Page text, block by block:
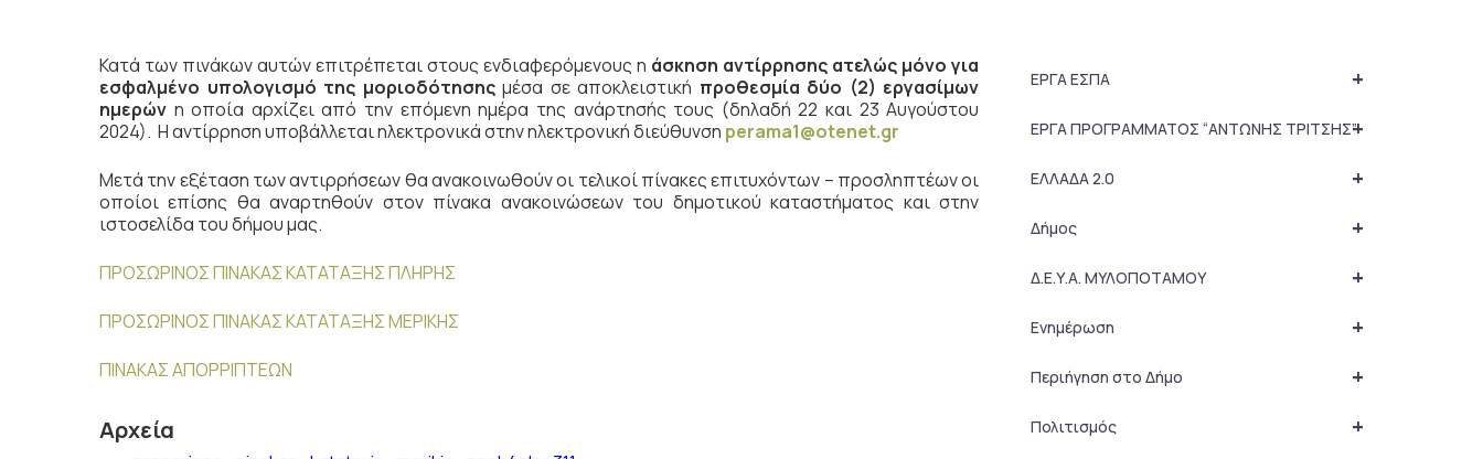
Κατά των πινάκων αυτών επιτρέπεται στους ενδιαφερόμενους η άσκηση αντίρρησης ατελώς μόνο για
εσφαλμένο υπολογισμό της μοριοδότησηςμέσα σε αποκλειστική προθεσμία δύο (2) εργασίμων
ημερών η οποία αρχίζει από την επόμενη ημέρα της ανάρτησής τους (δηλαδή 22 και 23 Αυγούστου
2024). Η αντίρρηση υποβάλλεται ηλεκτρονικά στην ηλεκτρονική διεύθυνση perama1@otenet.gr
Μετά την εξέταση των αντιρρήσεων θα ανακοινωθούν οι τελικοί πίνακες επιτυχόντων – προσληπτέων οι
οποίοι επίσης θα αναρτηθούν στον πίνακα ανακοινώσεων του δημοτικού καταστήματος και στην
ιστοσελίδα του δήμου μας.
ΠΡΟΣΩΡΙΝΟΣ ΠΙΝΑΚΑΣ ΚΑΤΑΤΑΞΗΣ ΠΛΗΡΗΣ
ΠΡΟΣΩΡΙΝΟΣ ΠΙΝΑΚΑΣ ΚΑΤΑΤΑΞΗΣ ΜΕΡΙΚΗΣ
ΠΙΝΑΚΑΣ ΑΠΟΡΡΙΠΤΕΩΝ
Αρχεία
+
ΕΡΓΑ ΕΣΠΑ
+
ΕΡΓΑ ΠΡΟΓΡΑΜΜΑΤΟΣ “ΑΝΤΩΝΗΣ ΤΡΙΤΣΗΣ”
+
ΕΛΛΑΔΑ 2.0
+
Δήμος
+
Δ.Ε.Υ.Α. ΜΥΛΟΠΟΤΑΜΟΥ
+
Ενημέρωση
+
Περιήγηση στο Δήμο
+
Πολιτισμός